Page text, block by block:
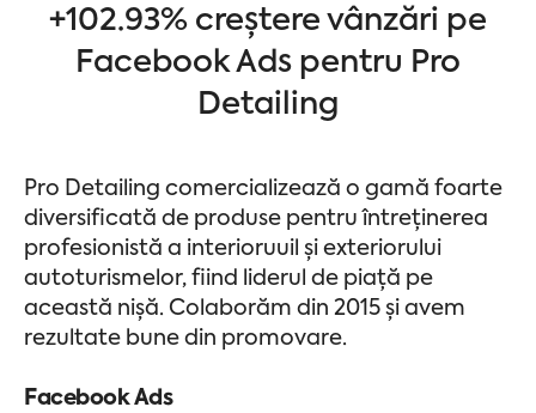
+102.93% creștere vânzări pe
Facebook Ads pentru Pro
Detailing
Pro Detailing comercializează o gamă foarte
diversificată de produse pentru întreținerea
profesionistă a interioruuil și exteriorului
autoturismelor, fiind liderul de piață pe
această nișă. Colaborăm din 2015 și avem
rezultate bune din promovare.
Facebook Ads